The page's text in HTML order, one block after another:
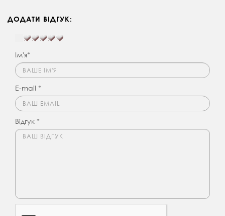
ДОДАТИ ВІДГУК:
Ім'я*
E-mail *
Відгук *